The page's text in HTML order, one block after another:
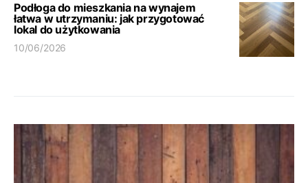
Podłoga do mieszkania na wynajem
łatwa w utrzymaniu: jak przygotować
lokal do użytkowania
10/06/2026